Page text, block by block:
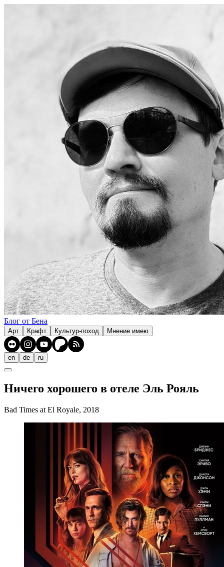
Блог от Бена
Арт Крафт Культур-поход Мнение имею
en de ru
Ничего хорошего в отеле Эль Рояль
Bad Times at El Royale, 2018